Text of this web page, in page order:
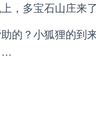
，多宝石山庄来
的？小狐狸的到